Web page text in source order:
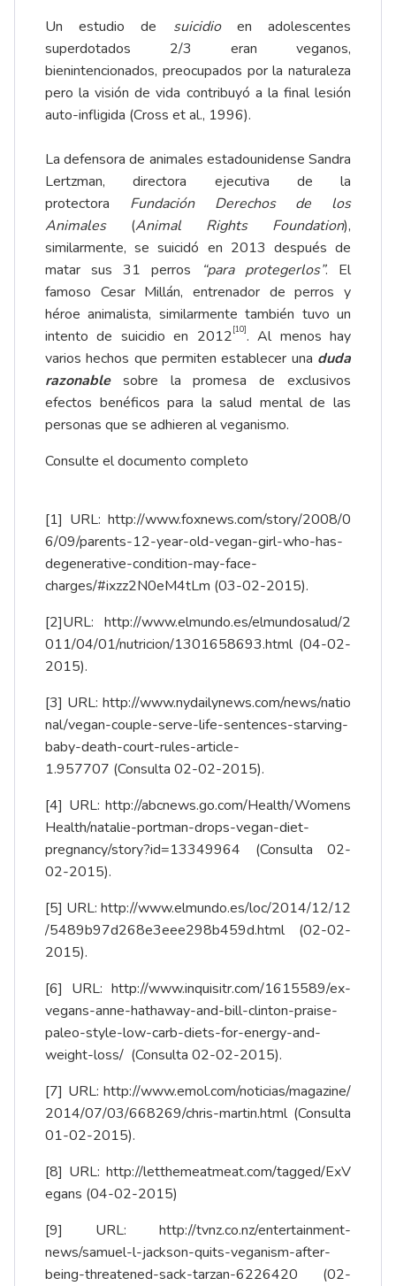
Un estudio de suicidioen adolescentes
superdotados 2/3 eran veganos,
bienintencionados, preocupados por la naturaleza
pero la visión de vida contribuyó a la final lesión
auto-infligida (Cross et al., 1996).
La defensora de animales estadounidense Sandra
Lertzman, directora ejecutiva de la
protectora Fundación Derechos de los
Animales(Animal Rights Foundation),
similarmente, se suicidó en 2013 después de
matar sus 31 perros
“para protegerlos”. El
famoso Cesar Millán, entrenador de perros y
héroe animalista, similarmente también tuvo un
intento de suicidio en 2012[10]. Al menos hay
varios hechos que permiten establecer una duda
razonablesobre la promesa de exclusivos
efectos benéficos para la salud mental de las
personas que se adhieren al veganismo.
Consulte el documento completo
[1] URL: http://www.foxnews.com/story/2008/0
6/09/parents-12-year-old-vegan-girl-who-has-
degenerative-condition-may-face-
charges/#ixzz2N0eM4tLm (03-02-2015).
[2]URL: http://www.elmundo.es/elmundosalud/2
011/04/01/nutricion/1301658693.html(04-02-
2015).
[3] URL: http://www.nydailynews.com/news/natio
nal/vegan-couple-serve-life-sentences-starving-
baby-death-court-rules-article-
1.957707 (Consulta 02-02-2015).
[4] URL: http://abcnews.go.com/Health/Womens
Health/natalie-portman-drops-vegan-diet-
pregnancy/story?id=13349964 (Consulta 02-
02-2015).
[5] URL: http://www.elmundo.es/loc/2014/12/12
/5489b97d268e3eee298b459d.html(02-02-
2015).
[6] URL: http://www.inquisitr.com/1615589/ex-
vegans-anne-hathaway-and-bill-clinton-praise-
paleo-style-low-carb-diets-for-energy-and-
weight-loss/ (Consulta 02-02-2015).
[7] URL: http://www.emol.com/noticias/magazine/
2014/07/03/668269/chris-martin.html(Consulta
01-02-2015).
[8] URL: http://letthemeatmeat.com/tagged/ExV
egans (04-02-2015)
[9] URL: http://tvnz.co.nz/entertainment-
news/samuel-l-jackson-quits-veganism-after-
being-threatened-sack-tarzan-6226420 (02-